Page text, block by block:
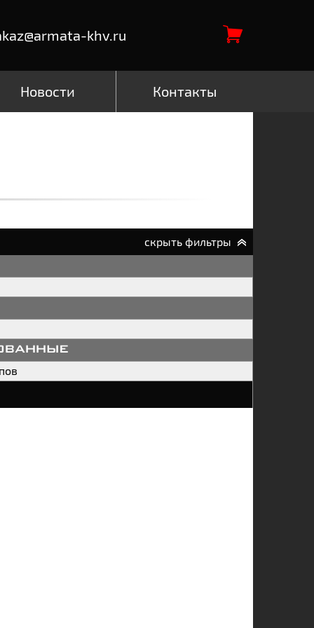
khv.ru
Новости Контакты
скрыть фильтры